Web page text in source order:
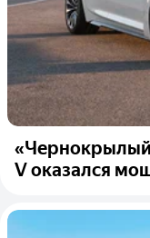
V оказался